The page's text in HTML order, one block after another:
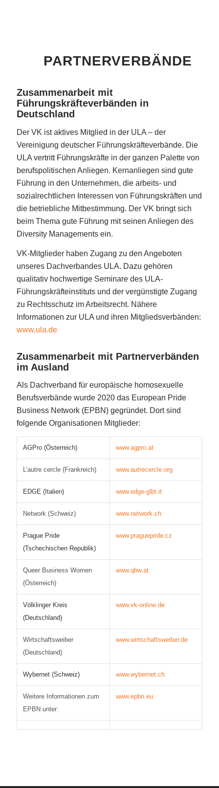
PARTNERVERBÄNDE
Zusammenarbeit mit
Führungskräfteverbänden in
Deutschland
Der VK ist aktives Mitglied in der ULA – der
Vereinigung deutscher Führungskräfteverbände. Die
ULA vertritt Führungskräfte in der ganzen Palette von
berufspolitischen Anliegen. Kernanliegen sind gute
Führung in den Unternehmen, die arbeits- und
sozialrechtlichen Interessen von Führungskräften und
die betriebliche Mitbestimmung. Der VK bringt sich
beim Thema gute Führung mit seinen Anliegen des
Diversity Managements ein.
VK-Mitglieder haben Zugang zu den Angeboten
unseres Dachverbandes ULA. Dazu gehören
qualitativ hochwertige Seminare des ULA-
Führungskräfteinstituts und der vergünstigte Zugang
zu Rechtsschutz im Arbeitsrecht. Nähere
Informationen zur ULA und ihren Mitgliedsverbänden:
www.ula.de
Zusammenarbeit mit Partnerverbänden
im Ausland
Als Dachverband für europäische homosexuelle
Berufsverbände wurde 2020 das European Pride
Business Network (EPBN) gegründet. Dort sind
folgende Organisationen Mitglieder:
AGPro (Österreich) www.agpro.at
L’autre cercle (Frankreich) www.autrecercle.org
EDGE (Italien) www.edge-glbt.it
Network (Schweiz) www.network.ch
Prague Pride
(Tschechischen Republik)
www.praguepride.cz
Queer Business Women
(Österreich)
www.qbw.at
Völklinger Kreis
(Deutschland)
www.vk-online.de
Wirtschaftsweiber
(Deutschland)
www.wirtschaftsweiber.de
Wybernet (Schweiz) www.wybernet.ch
Weitere Informationen zum
EPBN unter:
www.epbn.eu